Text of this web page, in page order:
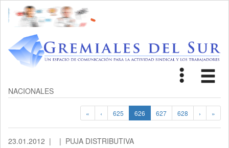
Toggle
NACIONALES
« ‹ 625 626 627 628 › »
23.01.2012 | | PUJA DISTRIBUTIVA